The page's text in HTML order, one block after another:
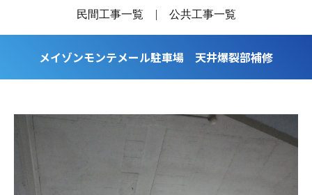
民間工事一覧 | 公共工事一覧
メイゾンモンテメール駐車場 天井爆裂部補修